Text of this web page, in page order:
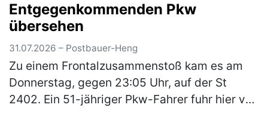
dortigen Schiebetüre einschlug. Aus dem
Innen…(mehr)
Entgegenkommenden Pkw
übersehen
31.07.2026 – Postbauer-Heng
Zu einem Frontalzusammenstoß kam es am
Donnerstag, gegen 23:05 Uhr, auf der St
2402. Ein 51-jähriger Pkw-Fahrer fuhr hier von